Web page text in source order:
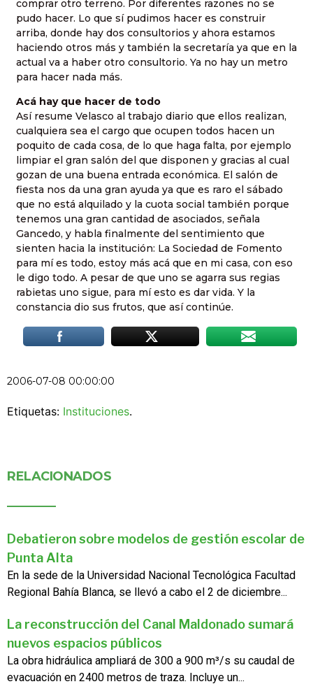
comprar otro terreno. Por diferentes razones no se
pudo hacer. Lo que sí pudimos hacer es construir
arriba, donde hay dos consultorios y ahora estamos
haciendo otros más y también la secretaría ya que en la
actual va a haber otro consultorio. Ya no hay un metro
para hacer nada más.
Acá hay que hacer de todo
Así resume Velasco al trabajo diario que ellos realizan,
cualquiera sea el cargo que ocupen todos hacen un
poquito de cada cosa, de lo que haga falta, por ejemplo
limpiar el gran salón del que disponen y gracias al cual
gozan de una buena entrada económica. El salón de
fiesta nos da una gran ayuda ya que es raro el sábado
que no está alquilado y la cuota social también porque
tenemos una gran cantidad de asociados, señala
Gancedo, y habla finalmente del sentimiento que
sienten hacia la institución: La Sociedad de Fomento
para mí es todo, estoy más acá que en mi casa, con eso
le digo todo. A pesar de que uno se agarra sus regias
rabietas uno sigue, para mí esto es dar vida. Y la
constancia dio sus frutos, que así continúe.
2006-07-08 00:00:00
Etiquetas: Instituciones.
RELACIONADOS
Debatieron sobre modelos de gestión escolar de
Punta Alta
En la sede de la Universidad Nacional Tecnológica Facultad
Regional Bahía Blanca, se llevó a cabo el 2 de diciembre...
La reconstrucción del Canal Maldonado sumará
nuevos espacios públicos
La obra hidráulica ampliará de 300 a 900 m³/s su caudal de
evacuación en 2400 metros de traza. Incluye un...